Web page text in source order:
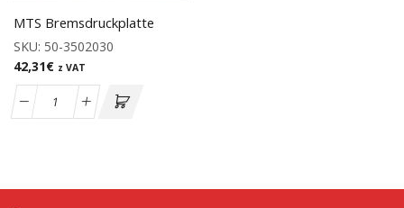
MTS Bremsdruckplatte
SKU: 50-3502030
42,31€ z VAT